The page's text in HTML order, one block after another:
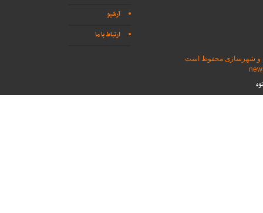
آرشیو
ارتباط با ما
و شهرسازی محفوظ است